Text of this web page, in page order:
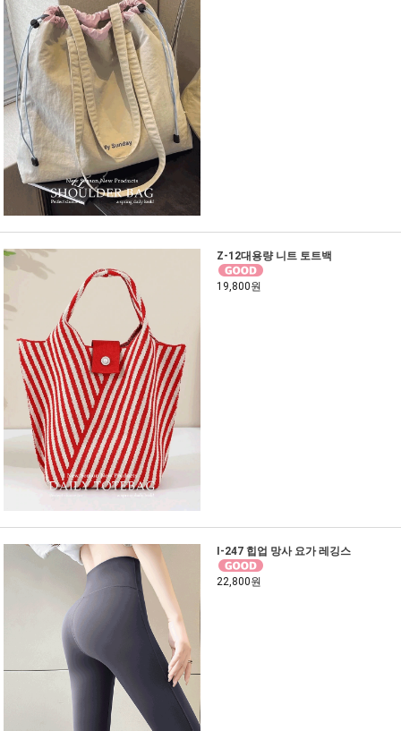
Z-12대용량 니트 토트백
19,800원
I-247 힙업 망사 요가 레깅스
22,800원